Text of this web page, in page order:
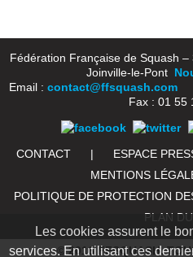
Fédération Française de Squash
Joinville-le-Pont
Email : contact@ffsquash.com
Fax : 01 55
CONTACT | ESPACE
MENTIONS
POLITIQUE DE PROTECTION
PLAN
© 2016 FFSQUASH.
Les cookies assurent le
services. En utilisant ces